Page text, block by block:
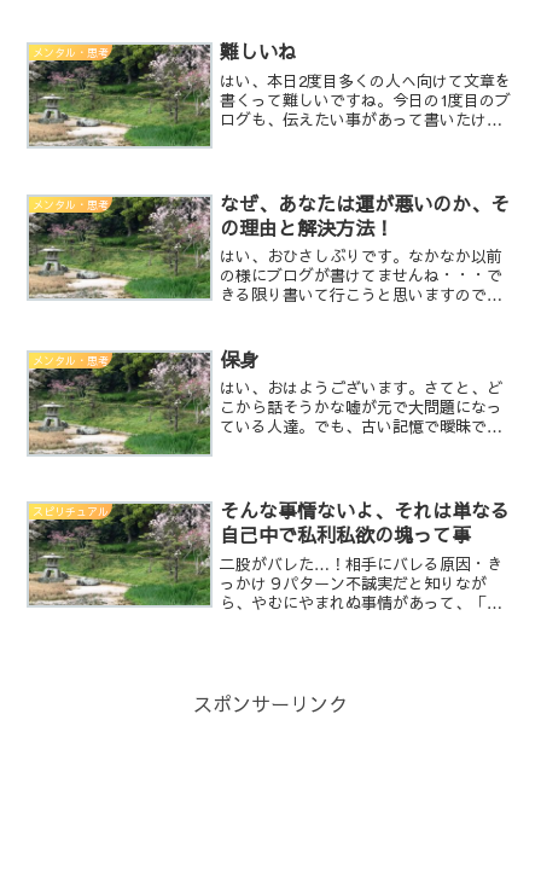
があるから、今はそれは出来ない。等と
言いながら、その案件が上...
メンタル・思考 難しいね
はい、本日2度目多くの人へ向けて文章を
書くって難しいですね。今日の1度目のブ
ログも、伝えたい事があって書いたけれ
ないのですが、やはり伝...
メンタル・思考
なぜ、あなたは運が悪いのか、そ
の理由と解決方法！
はい、おひさしぶりです。なかなか以前
の様にブログが書けてませんね・・・で
きる限り書いて行こうと思いますのでゆ
伝えした通り、悪い運って言うのはあり
ません。運が少なかったり...
メンタル・思考 保身
はい、おはようございます。さてと、ど
こから話そうかな嘘が元で大問題になっ
ている人達。でも、古い記憶で曖昧で適
児並の嘘を平気で言う。友...
スピリチュアル
そんな事情ないよ、それは単なる
自己中で私利私欲の塊って事
二股がバレた…！相手にバレる原因・き
っかけ９パターン不誠実だと知りなが
ら、やむにやまれぬ事情があって、「二
スポンサーリンク